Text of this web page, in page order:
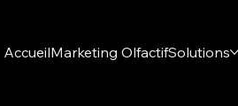
AccueilMarketing OlfactifSolutions